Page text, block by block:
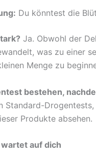
Du könntest die
Ja. Obwohl der
was zu einer
Menge zu
bestehen,
Standard-
Produkte absehen.
auf dich